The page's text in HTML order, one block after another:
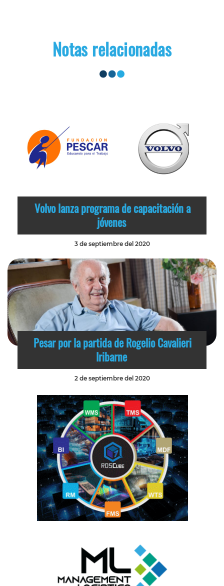
Notas relacionadas
Volvo lanza programa de capacitación a
jóvenes
3 de septiembre del 2020
Pesar por la partida de Rogelio Cavalieri
Iribarne
2 de septiembre del 2020